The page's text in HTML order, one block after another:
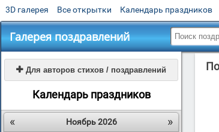
3D галерея Все открытки Календарь праздников
Галерея поздравлений
 Для авторов стихов / поздравлений
Календарь праздников
« »
Ноябрь 2026